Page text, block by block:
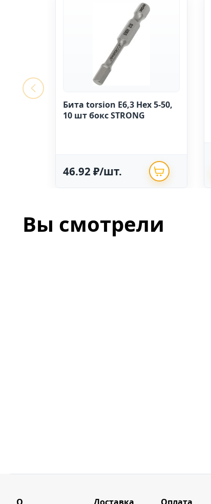
Бита torsion E6,3 Hex 5-50,
10 шт бокс STRONG
46.92 ₽/шт.
Вы смотрели